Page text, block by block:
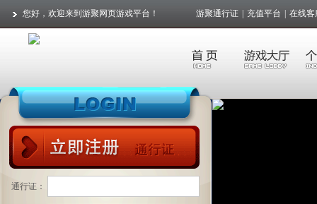
您好，欢迎来到游聚网页游戏平台！ 游聚通行证 充值平台 在线客
通行证：